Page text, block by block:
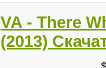
VA - There
(2013)